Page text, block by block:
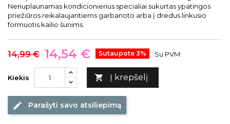
Nenuplaunamas kondicionierius specialiai sukurtas ypatingos
priežiūros reikalaujantiems garbanoto arba į dredus linkusio
formuotis kailio šunims.
14,99 € 14,54 € Sutaupote 3% Su PVM
Kiekis  Į krepšelį
edit Parašyti savo atsiliepimą